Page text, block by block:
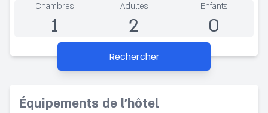
Chambres
1
Adultes
2
Enfants
0
Rechercher
Équipements de l’hôtel